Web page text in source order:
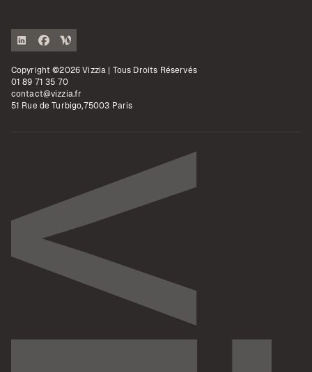
Copyright ©2026 Vizzia | Tous Droits Réservés
01 89 71 35 70
contact@vizzia.fr
51 Rue de Turbigo,75003 Paris